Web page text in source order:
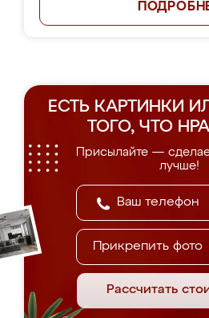
ЕСТЬ КАРТИНКИ
ТОГО, ЧТО
Присылайте —
лучше!
Прикрепить фото
Рассчитать